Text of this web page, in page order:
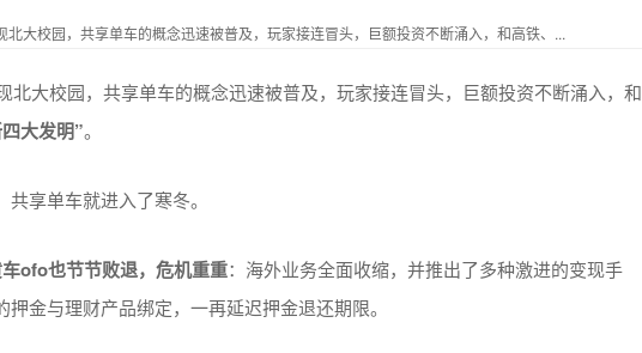
大校园，共享单车的概念迅速被普及，玩家接连冒头，巨额投资不断涌入，和高铁、...
北大校园，共享单车的概念迅速被普及，玩家接连冒头，巨额投资不断涌入，和
大发明”。
享单车就进入了寒冬。
ofo也节节败退，危机重重：海外业务全面收缩，并推出了多种激进的变现手
金与理财产品绑定，一再延迟押金退还期限。